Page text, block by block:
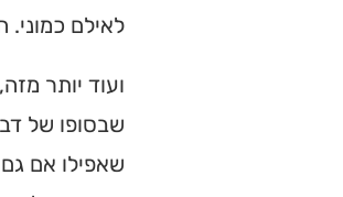
לאילם כמוני.
ועוד יותר
שבסופו של
שאפילו אם